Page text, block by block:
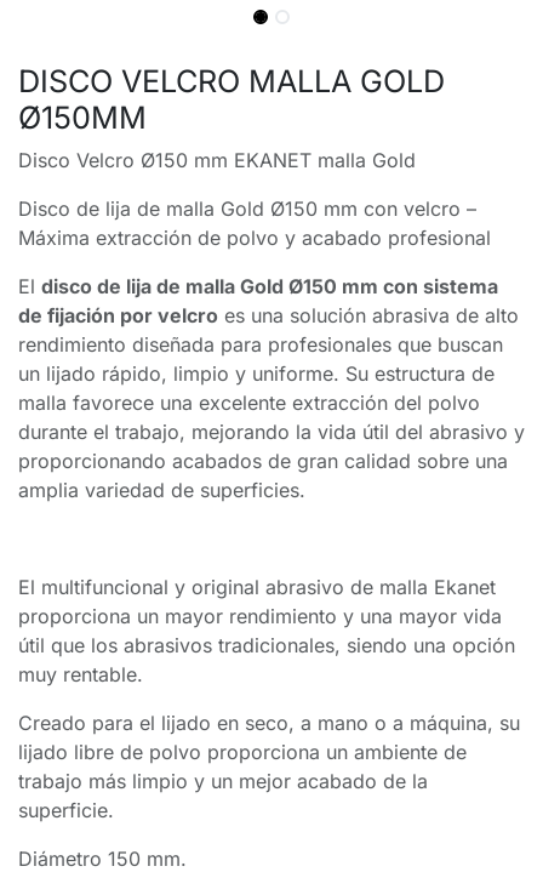
DISCO VELCRO MALLA GOLD
Ø150MM
Disco Velcro Ø150 mm EKANET malla Gold
Disco de lija de malla Gold Ø150 mm con velcro –
Máxima extracción de polvo y acabado profesional
El disco de lija de malla Gold Ø150 mm con sistema
de fijación por velcro es una solución abrasiva de alto
rendimiento diseñada para profesionales que buscan
un lijado rápido, limpio y uniforme. Su estructura de
malla favorece una excelente extracción del polvo
durante el trabajo, mejorando la vida útil del abrasivo y
proporcionando acabados de gran calidad sobre una
amplia variedad de superficies.
El multifuncional y original abrasivo de malla Ekanet
proporciona un mayor rendimiento y una mayor vida
útil que los abrasivos tradicionales, siendo una opción
muy rentable.
Creado para el lijado en seco, a mano o a máquina, su
lijado libre de polvo proporciona un ambiente de
trabajo más limpio y un mejor acabado de la
superficie.
Diámetro 150 mm.